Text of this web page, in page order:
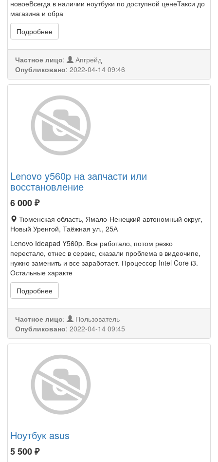
новоеВсегда в наличии ноутбуки по доступной ценеТакси до
магазина и обра
Подробнее
Частное лицо:
Апгрейд
Опубликовано: 2022-04-14 09:46
Lenovo y560p на запчасти или
восстановление
6 000₽
Тюменская область, Ямало-Ненецкий автономный округ,
Новый Уренгой, Таёжная ул., 25А
Lenovo Ideapad Y560p. Все работало, потом резко
перестало, отнес в сервис, сказали проблема в видеочипе,
нужно заменить и все заработает. Процессор Intel Core i3.
Остальные характе
Подробнее
Частное лицо:
Пользователь
Опубликовано: 2022-04-14 09:45
Ноутбук asus
5 500₽